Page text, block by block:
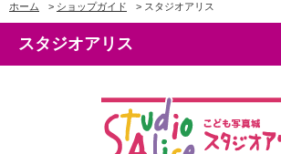
ホーム > ショップガイド > スタジオアリス
スタジオアリス